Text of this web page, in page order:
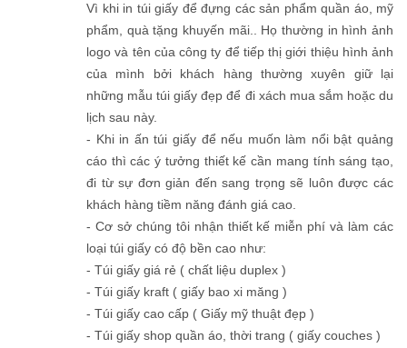
Vì khi in túi giấy để đựng các sản phẩm quần áo, mỹ
phẩm, quà tặng khuyến mãi.. Họ thường in hình ảnh
logo và tên của công ty để tiếp thị giới thiệu hình ảnh
của mình bởi khách hàng thường xuyên giữ lại
những mẫu túi giấy đẹp để đi xách mua sắm hoặc du
lịch sau này.
- Khi in ấn túi giấy để nếu muốn làm nổi bật quảng
cáo thì các ý tưởng thiết kế cần mang tính sáng tạo,
đi từ sự đơn giản đến sang trọng sẽ luôn được các
khách hàng tiềm năng đánh giá cao.
- Cơ sở chúng tôi nhận thiết kế miễn phí và làm các
loại túi giấy có độ bền cao như:
- Túi giấy giá rẻ ( chất liệu duplex )
- Túi giấy kraft ( giấy bao xi măng )
- Túi giấy cao cấp ( Giấy mỹ thuật đẹp )
- Túi giấy shop quần áo, thời trang ( giấy couches )